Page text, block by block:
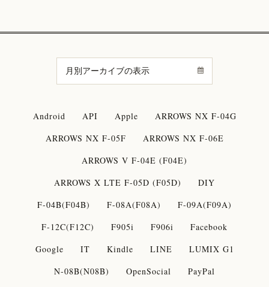
Android API Apple
ARROWS NX F-04G
ARROWS NX F-05F
ARROWS NX F-06E
ARROWS V F-04E (F04E)
ARROWS X LTE F-05D (F05D)
DIY
F-04B(F04B)
F-08A(F08A)
F-09A(F09A)
F-12C(F12C)
F905i F906i
Facebook
Google
IT Kindle LINE
LUMIX G1
N-08B(N08B)
OpenSocial
PayPal